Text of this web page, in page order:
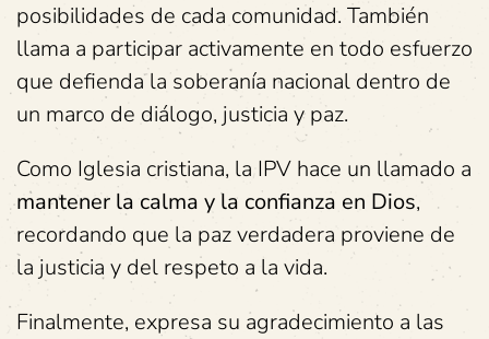
posibilidades de cada comunidad. También
llama a participar activamente en todo esfuerzo
que defienda la soberanía nacional dentro de
un marco de diálogo, justicia y paz.
Como Iglesia cristiana, la IPV hace un llamado a
mantener la calma y la confianza en Dios,
recordando que la paz verdadera proviene de
la justicia y del respeto a la vida.
Finalmente, expresa su agradecimiento a las